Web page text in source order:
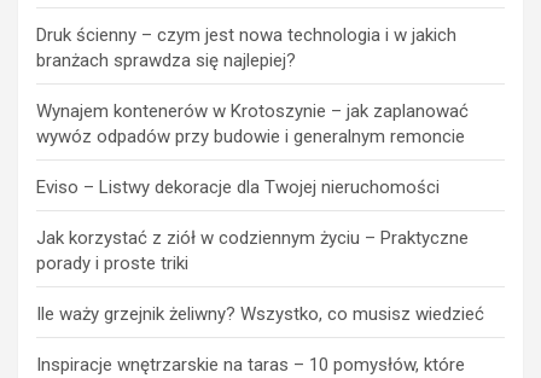
Druk ścienny – czym jest nowa technologia i w jakich
branżach sprawdza się najlepiej?
Wynajem kontenerów w Krotoszynie – jak zaplanować
wywóz odpadów przy budowie i generalnym remoncie
Eviso – Listwy dekoracje dla Twojej nieruchomości
Jak korzystać z ziół w codziennym życiu – Praktyczne
porady i proste triki
Ile waży grzejnik żeliwny? Wszystko, co musisz wiedzieć
Inspiracje wnętrzarskie na taras – 10 pomysłów, które